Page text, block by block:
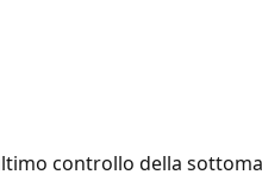
controllo della